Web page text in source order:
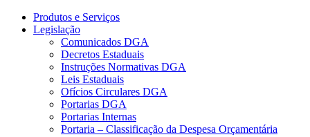
Produtos e Serviços
Legislação
Comunicados DGA
Decretos Estaduais
Instruções Normativas DGA
Leis Estaduais
Ofícios Circulares DGA
Portarias DGA
Portarias Internas
Portaria – Classificação da Despesa Orçamentária